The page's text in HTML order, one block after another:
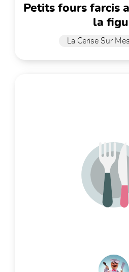
petits fours farcis aux dattes et à
la
La Cerise Sur